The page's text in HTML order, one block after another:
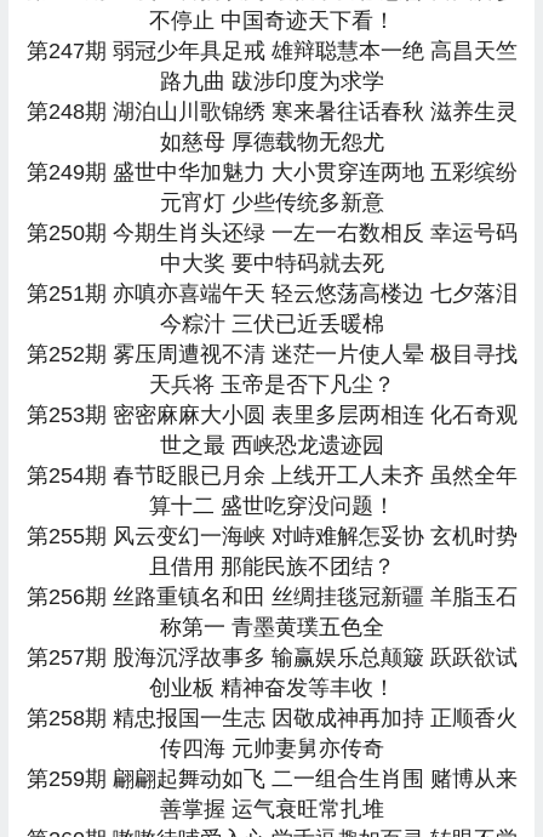
不停止 中国奇迹天下看！
第247期 弱冠少年具足戒 雄辩聪慧本一绝 高昌天竺
路九曲 跋涉印度为求学
第248期 湖泊山川歌锦绣 寒来暑往话春秋 滋养生灵
如慈母 厚德载物无怨尤
第249期 盛世中华加魅力 大小贯穿连两地 五彩缤纷
元宵灯 少些传统多新意
第250期 今期生肖头还绿 一左一右数相反 幸运号码
中大奖 要中特码就去死
第251期 亦嗔亦喜端午天 轻云悠荡高楼边 七夕落泪
今粽汁 三伏已近丢暖棉
第252期 雾压周遭视不清 迷茫一片使人晕 极目寻找
天兵将 玉帝是否下凡尘？
第253期 密密麻麻大小圆 表里多层两相连 化石奇观
世之最 西峡恐龙遗迹园
第254期 春节眨眼已月余 上线开工人未齐 虽然全年
算十二 盛世吃穿没问题！
第255期 风云变幻一海峡 对峙难解怎妥协 玄机时势
且借用 那能民族不团结？
第256期 丝路重镇名和田 丝绸挂毯冠新疆 羊脂玉石
称第一 青墨黄璞五色全
第257期 股海沉浮故事多 输赢娱乐总颠簸 跃跃欲试
创业板 精神奋发等丰收！
第258期 精忠报国一生志 因敬成神再加持 正顺香火
传四海 元帅妻舅亦传奇
第259期 翩翩起舞动如飞 二一组合生肖围 赌博从来
善掌握 运气衰旺常扎堆